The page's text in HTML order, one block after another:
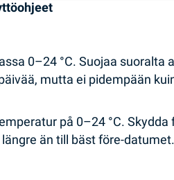
0–24 °C. Suojaa
mutta ei pidempään
på 0–24 °C.
än till bäst före-datumet.